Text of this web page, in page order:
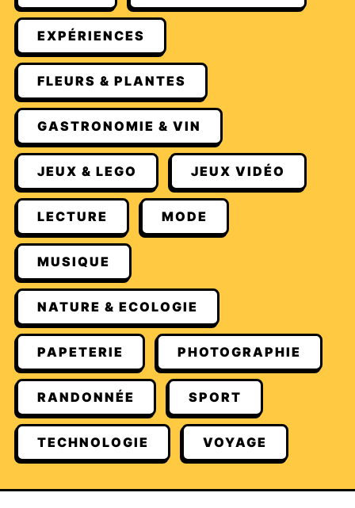
EXPÉRIENCES
FLEURS & PLANTES
GASTRONOMIE & VIN
JEUX & LEGO JEUX VIDÉO
LECTURE MODE
MUSIQUE
NATURE & ECOLOGIE
PAPETERIE PHOTOGRAPHIE
RANDONNÉE SPORT
TECHNOLOGIE VOYAGE